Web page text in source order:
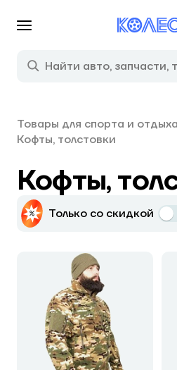
Товары для спорта и
Кофты, толстовки
Кофты,
Только со скидкой